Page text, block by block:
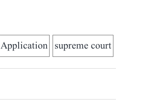
supreme court
Application